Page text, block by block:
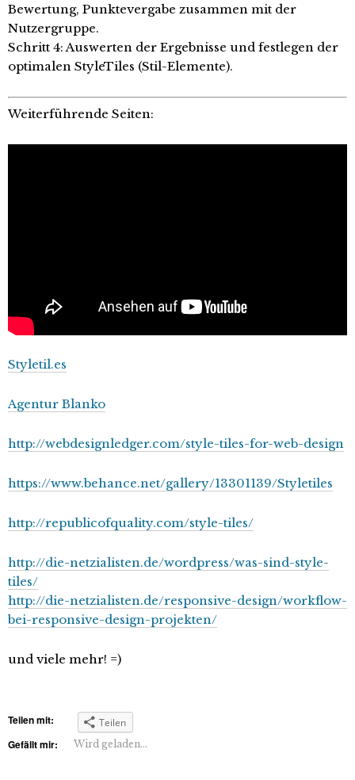
Bewertung, Punktevergabe zusammen mit der
Nutzergruppe.
Schritt 4: Auswerten der Ergebnisse und festlegen der
optimalen StyleTiles (Stil-Elemente).
Weiterführende Seiten:
Styletil.es
Agentur Blanko
http://webdesignledger.com/style-tiles-for-web-design
https://www.behance.net/gallery/13301139/Styletiles
http://republicofquality.com/style-tiles/
http://die-netzialisten.de/wordpress/was-sind-style-
tiles/
http://die-netzialisten.de/responsive-design/workflow-
bei-responsive-design-projekten/
und viele mehr! =)
Teilen mit: Teilen
Gefällt mir: Wird geladen...